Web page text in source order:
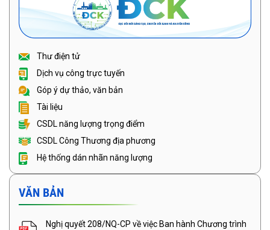
Thư điện tử
Dịch vụ công trực tuyến
Góp ý dự thảo, văn bản
Tài liệu
CSDL năng lượng trọng điểm
CSDL Công Thương địa phương
Hệ thống dán nhãn năng lượng
VĂN BẢN
Nghị quyết 208/NQ-CP về việc Ban hành Chương trình